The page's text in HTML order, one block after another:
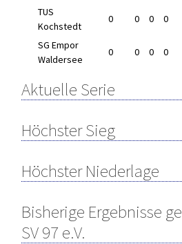
TUS
Kochstedt
0 0 0 0
SG Empor
Waldersee
0 0 0 0
Aktuelle Serie
Höchster Sieg
Höchster Niederlage
Bisherige Ergebnisse
SV 97 e.V.